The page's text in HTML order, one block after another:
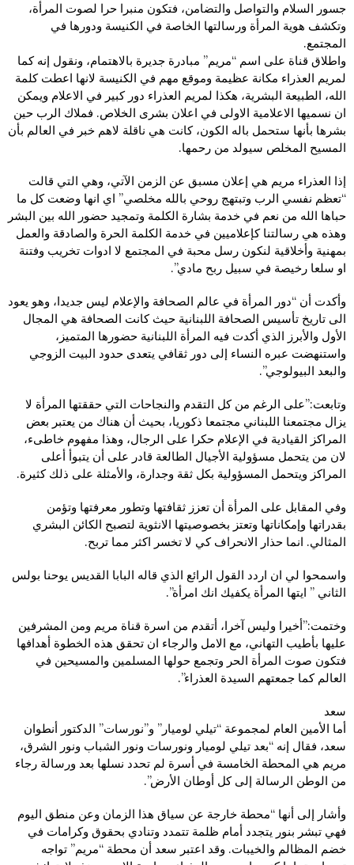
جسور السلام والتواصل والتضامن، فتكون منبرا حرا لصوت المرأة،
وتكشف هوية المرأة ورسالتها الخاصة في الكنيسة ودورها في
المجتمع.
واطلاق قناة على اسم “مريم” مبادرة جديرة بالاهتمام، ونقول إنه كما
لمريم العذراء مكانة عظيمة وموقع مهم في الكنيسة لانها اعطت كلمة
الله، الطبيعة البشرية، هكذا لمريم العذراء دور كبير في الاعلام ويمكن
ان نسميها الاعلامية الاولى في اعلان بشرى الخلاص. فملاك الرب حين
بشرها بأنها ستحمل باله الكون، كانت هي ناقلة لاهم خبر في العالم بأن
المسيح المخلص سيولد من رحمها.
إذا العذراء مريم هي إعلان مسبق عن الزمن الآتي، وهي التي قالت
“تعظم نفسي الرب وتبتهج روحي بالله مخلصي” اي انها وضعت كل ما
حباها الله من نعم في خدمة بشارة الكلمة وتمجيد حضور الله بين البشر
وهذه هي رسالتنا كإعلاميين في خدمة الكلمة الحرة والصادقة والعمل
بمهنية وأخلاقية لنكون رسل محبة في المجتمع لا ادوات تخريب وفتنة
او سلعا رخيصة في سبيل ربح مادي”.
وأكدت أن “دور المرأة في عالم الصحافة والإعلام ليس جديدا، وهو يعود
الى تاريخ تأسيس الصحافة اللبنانية حيث كانت الصحافة هي المجال
الأول والأبرز الذي أكدت فيه المرأة اللبنانية حضورها المتميز،
واستنهضت عبره النساء إلى دور ثقافي يتعدى حدود البيت الزوجي
والبعد البيولوجي”.
وتابعت:”على الرغم من كل التقدم والنجاحات التي حققتها المرأة لا
يزال مجتمعنا اللبناني مجتمعا ذكوريا، بحيث أن هناك من يعتبر بعض
المراكز القيادية في الإعلام حكرا على الرجال، وهذا مفهوم خاطىء،
لان من يتحمل مسؤولية الأجيال الطالعة قادر على أن يتبوأ أعلى
المراكز ويتحمل المسؤولية بكل ثقة وجدارة، والأمثلة على ذلك كثيرة.
وفي المقابل على المرأة أن تعزز ثقافتها وتطور معرفتها وتؤمن
بقدراتها وإمكاناتها وتعتز بخصوصيتها الانثوية لتصبح الكائن البشري
المثالي. انما حذار الانحراف كي لا تخسر اكثر مما تربح.
واسمحوا لي ان اردد القول الرائع الذي قاله البابا القديس يوحنا بولس
الثاني ” ايتها المرأة يكفيك انك امرأة”.
وختمت:”أخيرا وليس آخرا، أتقدم من اسرة قناة مريم ومن المشرفين
عليها بأطيب التهاني، مع الامل والرجاء ان تحقق هذه الخطوة أهدافها
فتكون صوت المرأة الحر وتجمع حولها المسلمين والمسيحين في
العالم كما جمعتهم السيدة العذراء”.
سعد
أما الأمين العام لمجموعة “تيلي لوميار” و”نورسات” الدكتور أنطوان
سعد، فقال إنه “بعد تيلي لوميار ونورسات ونور الشباب ونور الشرق،
مريم هي المحطة الخامسة في أسرة لم تحدد نسلها بعد ورسالة رجاء
من الوطن الرسالة إلى كل أوطان الأرض”.
وأشار إلى أنها “محطة خارجة عن سياق هذا الزمان وعن منطق اليوم
فهي تبشر بنور يتجدد أمام ظلمة تتمدد وتنادي بحقوق وكرامات في
خضم المظالم والخيبات. وقد اعتبر سعد أن محطة “مريم” تواجه